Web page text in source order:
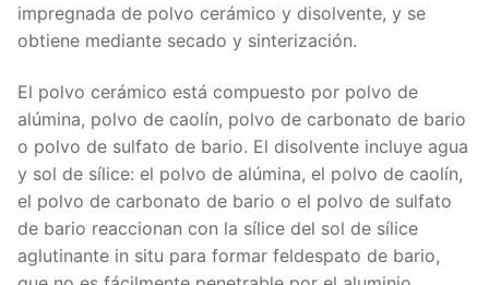
impregnada de polvo cerámico y disolvente, y se
obtiene mediante secado y sinterización.
El polvo cerámico está compuesto por polvo de
alúmina, polvo de caolín, polvo de carbonato de bario
o polvo de sulfato de bario. El disolvente incluye agua
y sol de sílice: el polvo de alúmina, el polvo de caolín,
el polvo de carbonato de bario o el polvo de sulfato
de bario reaccionan con la sílice del sol de sílice
aglutinante in situ para formar feldespato de bario,